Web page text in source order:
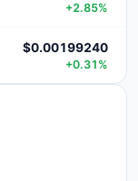
+2.85%
$0.00199240
+0.31%